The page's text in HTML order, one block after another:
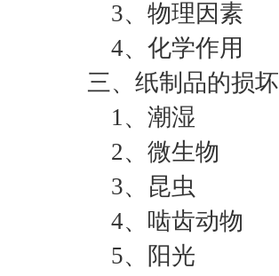
3、物理因素
4、化学作用
三、纸制品的损坏
1、潮湿
2、微生物
3、昆虫
4、啮齿动物
5、阳光